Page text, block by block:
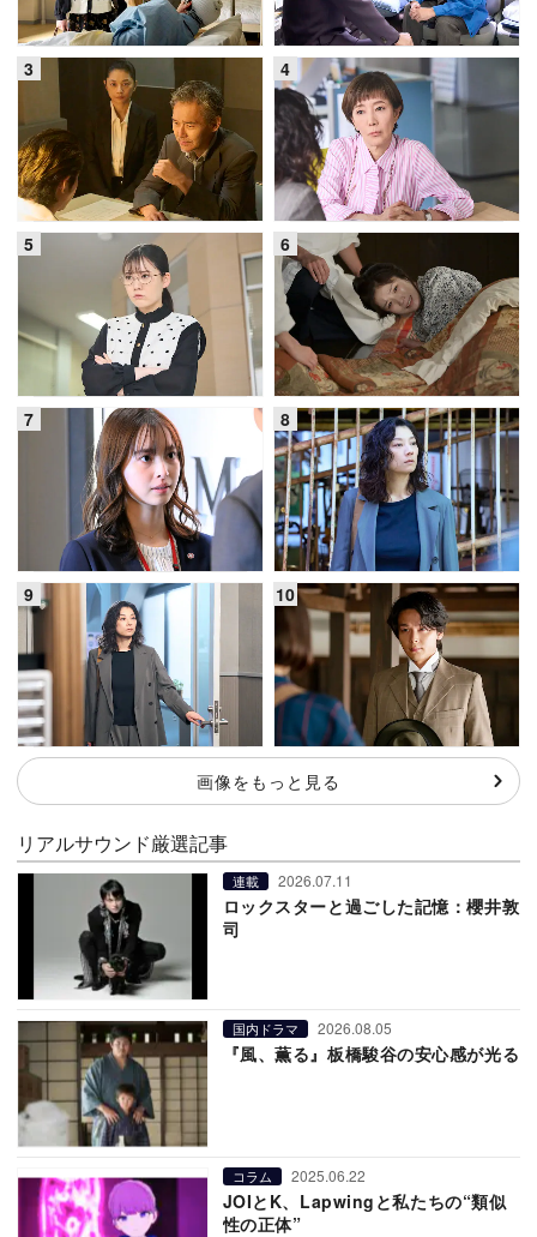
画像をもっと見る
リアルサウンド厳選記事
連載 2026.07.11
ロックスターと過ごした記憶：櫻井敦
司
国内ドラマ 2026.08.05
『風、薫る』板橋駿谷の安心感が光る
コラム 2025.06.22
JOIとK、Lapwingと私たちの“類似
性の正体”